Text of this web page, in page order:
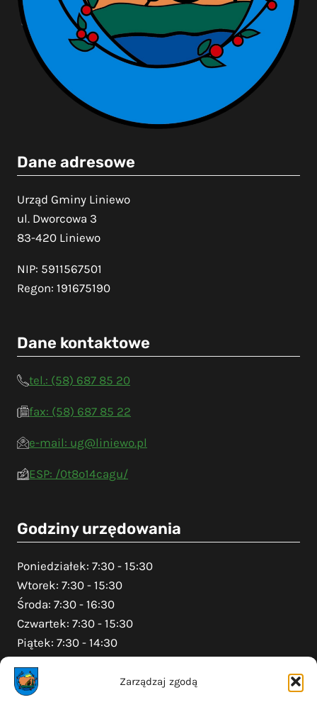
Zarządzaj zgodą
Dane adresowe
Urząd Gminy Liniewo
ul. Dworcowa 3
83-420 Liniewo
NIP: 5911567501
Regon: 191675190
Dane kontaktowe
tel.: (58) 687 85 20
fax: (58) 687 85 22
e-mail: ug@liniewo.pl
ESP: /0t8o14cagu/
Godziny urzędowania
Poniedziałek: 7:30 - 15:30
Wtorek: 7:30 - 15:30
Środa: 7:30 - 16:30
Czwartek: 7:30 - 15:30
Piątek: 7:30 - 14:30
Na skróty